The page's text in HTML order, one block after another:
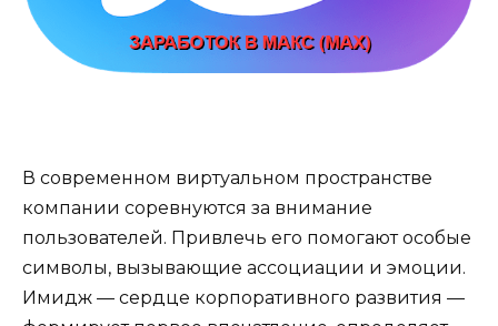
В современном виртуальном пространстве
компании соревнуются за внимание
пользователей. Привлечь его помогают особые
символы, вызывающие ассоциации и эмоции.
Имидж — сердце корпоративного развития —